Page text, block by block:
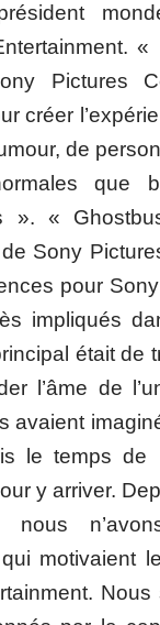
Pictures
créer
de
que
«
Sony
pour
impliqués
était de
l’âme de
avaient
le temps de
y arriver.
motivaient